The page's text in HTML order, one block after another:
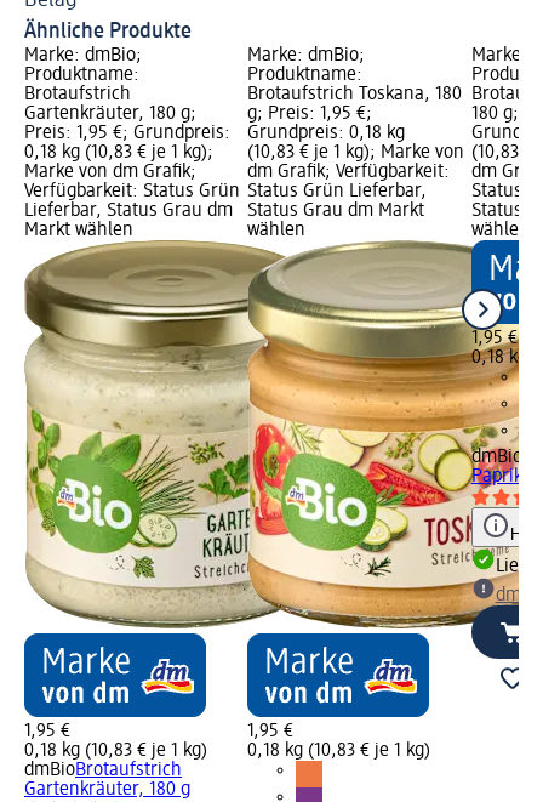
Ähnliche Produkte
Marke: dmBio;
Produktname:
Brotaufstrich
Gartenkräuter, 180 g;
Preis: 1,95 €; Grundpreis:
0,18 kg (10,83 € je 1 kg);
Marke von dm Grafik;
Verfügbarkeit: Status Grün
Lieferbar, Status Grau dm
Markt wählen
1,95 €
0,18 kg (10,83 € je 1 kg)
dmBioBrotaufstrich
Gartenkräuter, 180 g
Marke: dmBio;
Produktname:
Brotaufstrich Toskana, 180
g; Preis: 1,95 €;
Grundpreis: 0,18 kg
(10,83 € je 1 kg); Marke von
dm Grafik; Verfügbarkeit:
Status Grün Lieferbar,
Status Grau dm Markt
wählen
1,95 €
0,18 kg (10,83 € je 1 kg)
Marke:
180 g;
(10,83 €
dm
Status
Status
wählen
1,95 €
0,18 kg
dmBio
Paprika-
dm